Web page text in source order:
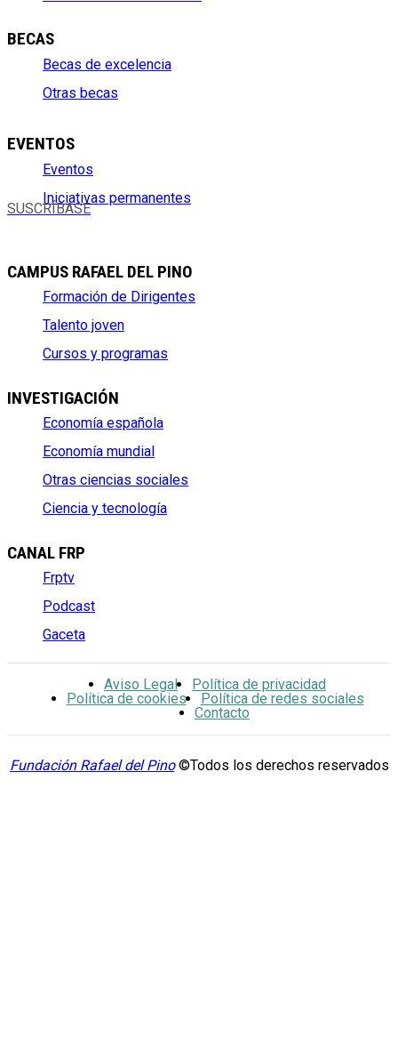
BECAS
Becas de excelencia
Otras becas
EVENTOS
Eventos
Iniciativas permanentes
SUSCRÍBASE
CAMPUS RAFAEL DEL PINO
Formación de Dirigentes
Talento joven
Cursos y programas
INVESTIGACIÓN
Economía española
Economía mundial
Otras ciencias sociales
Ciencia y tecnología
CANAL FRP
Frptv
Podcast
Gaceta
Aviso Legal
Política de privacidad
Política de cookies
Política de redes sociales
Contacto
Fundación Rafael del Pino©Todos los derechos reservados